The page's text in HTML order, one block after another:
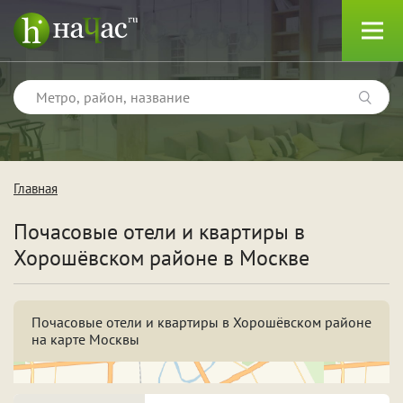
Тип
Квартиры
Главная
Почасовые отели и квартиры в
Хорошёвском районе в Москве
Почасовые отели и квартиры в Хорошёвском районе
на карте Москвы